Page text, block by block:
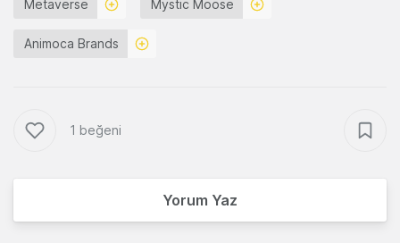
Metaverse Mystic Moose
Animoca Brands
1 beğeni
Yorum Yaz